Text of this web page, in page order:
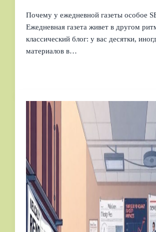
Почему у ежедневной газеты особое
Ежедневная газета живет в другом
классический блог: у вас десятки,
материалов в…